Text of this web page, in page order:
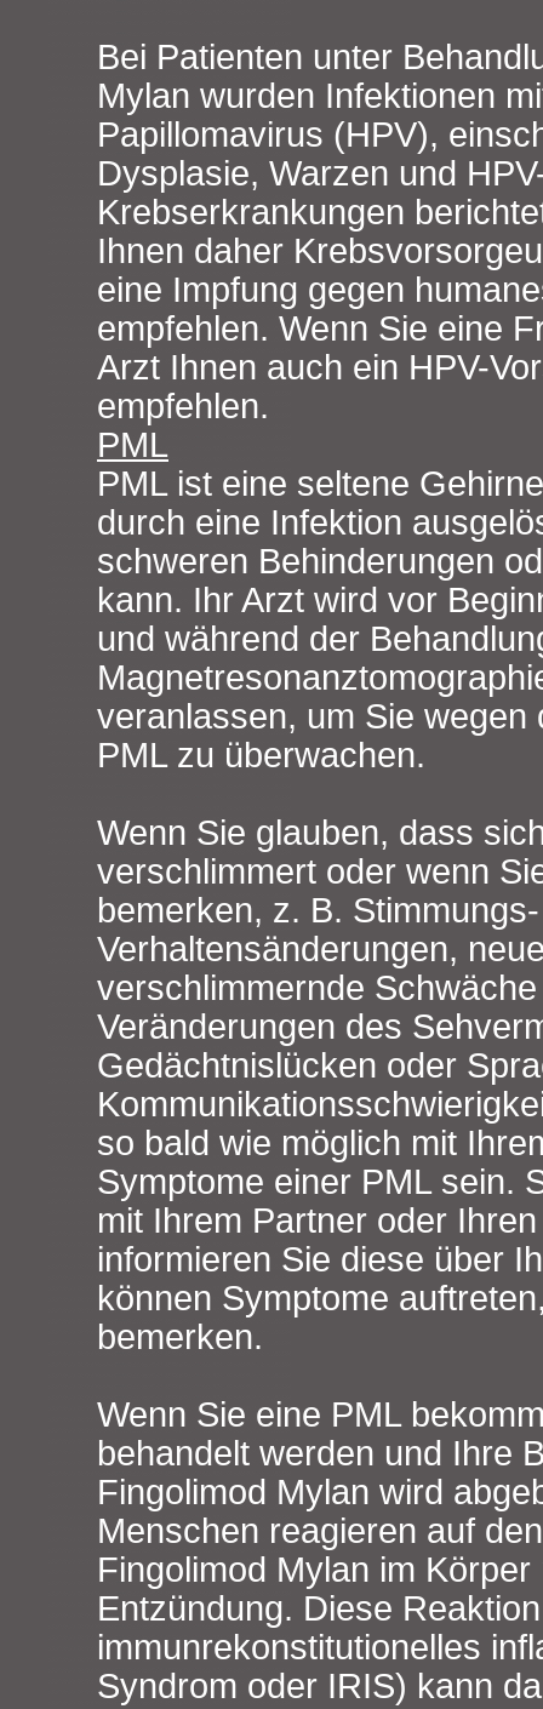
Bei Patienten unter
Mylan wurden Infektionen
Papillomavirus (HPV),
Dysplasie, Warzen und
Krebserkrankungen
Ihnen daher
eine Impfung gegen
empfehlen. Wenn Sie eine
Arzt Ihnen auch ein HPV-
empfehlen.
PML
PML ist eine seltene
durch eine Infektion
schweren Behinderungen
kann. Ihr Arzt wird vor
und während der
veranlassen, um Sie wegen
PML zu überwachen.
Wenn Sie glauben, dass
verschlimmert oder wenn
bemerken, z. B.
Verhaltensänderungen,
verschlimmernde
Veränderungen des
Gedächtnislücken oder
so bald wie möglich mit
Symptome einer PML sein.
mit Ihrem Partner oder
informieren Sie diese über
können Symptome
bemerken.
Wenn Sie eine PML
behandelt werden und Ihre
Fingolimod Mylan wird
Menschen reagieren auf
Fingolimod Mylan im Körper
Entzündung. Diese
immunrekonstitutionelles
Syndrom oder IRIS) kann